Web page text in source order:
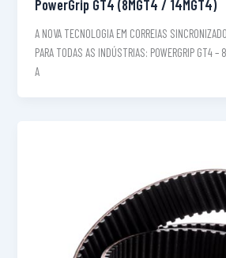
PowerGrip GT4 (8MGT4 / 14MGT4)
A NOVA TECNOLOGIA EM CORREIAS
PARA TODAS AS INDÚSTRIAS: POWERGRIP GT4 –
A